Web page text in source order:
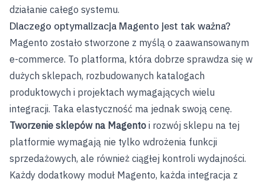
działanie całego systemu.
Dlaczego optymalizacja Magento jest tak ważna?
Magento zostało stworzone z myślą o zaawansowanym
e-commerce. To platforma, która dobrze sprawdza się w
dużych sklepach, rozbudowanych katalogach
produktowych i projektach wymagających wielu
integracji. Taka elastyczność ma jednak swoją cenę.
Tworzenie sklepów na Magento i rozwój sklepu na tej
platformie wymagają nie tylko wdrożenia funkcji
sprzedażowych, ale również ciągłej kontroli wydajności.
Każdy dodatkowy moduł Magento, każda integracja z